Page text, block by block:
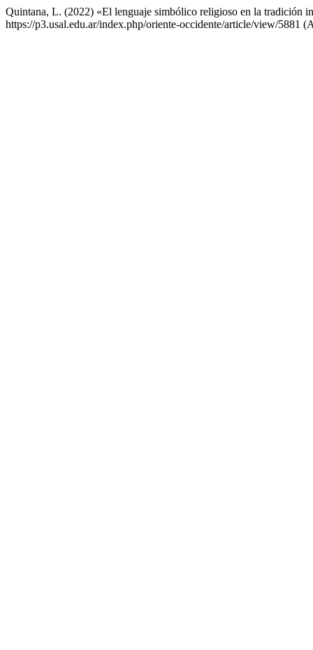
Quintana, L. (2022) «El lenguaje simbólico religioso en la tradición
https://p3.usal.edu.ar/index.php/oriente-occidente/article/view/5881